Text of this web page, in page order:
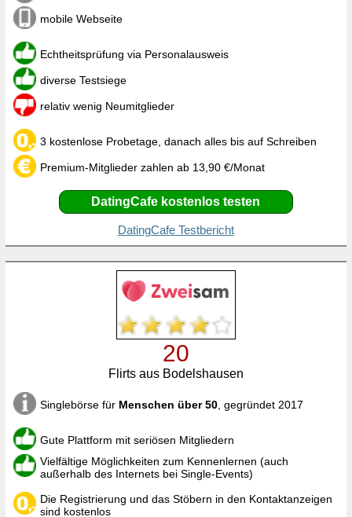
mobile Webseite
Echtheitsprüfung via Personalausweis
diverse Testsiege
relativ wenig Neumitglieder
3 kostenlose Probetage, danach alles bis auf Schreiben
Premium-Mitglieder zahlen ab 13,90 €/Monat
DatingCafe kostenlos testen
DatingCafe Testbericht
20
Flirts aus Bodelshausen
Singlebörse für Menschen über 50 , gegründet 2017
Gute Plattform mit seriösen Mitgliedern
Vielfältige Möglichkeiten zum Kennenlernen (auch
außerhalb des Internets bei Single-Events)
Die Registrierung und das Stöbern in den Kontaktanzeigen
sind kostenlos